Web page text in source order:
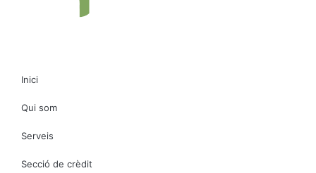
Inici
Qui som
Serveis
Secció de crèdit